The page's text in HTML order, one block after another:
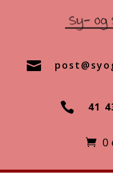

 41
0